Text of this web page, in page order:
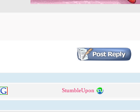
StumbleUpon